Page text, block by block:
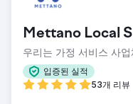
Mettano Local
우리는 가정 서비스 사
입증된 실적
53개 리뷰